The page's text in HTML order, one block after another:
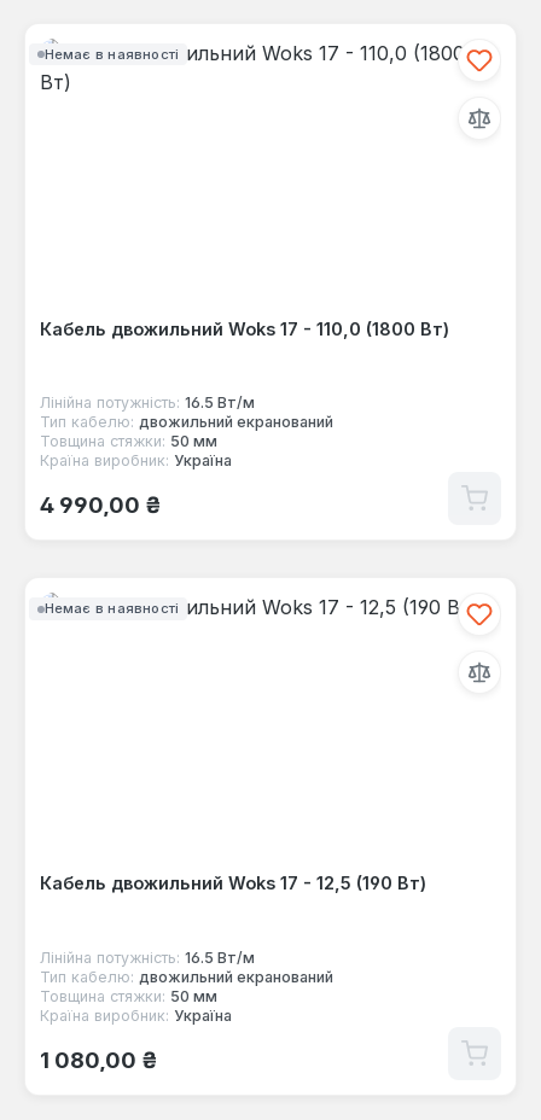
Немає в наявності
Кабель двожильний Woks 17 - 110,0 (1800 Вт)
Лінійна потужність: 16.5 Вт/м
Тип кабелю: двожильний екранований
Товщина стяжки: 50 мм
Країна виробник: Україна
Звичайна ціна:
4 990,00 ₴
Немає в наявності
Кабель двожильний Woks 17 - 12,5 (190 Вт)
Лінійна потужність: 16.5 Вт/м
Тип кабелю: двожильний екранований
Товщина стяжки: 50 мм
Країна виробник: Україна
Звичайна ціна:
1 080,00 ₴